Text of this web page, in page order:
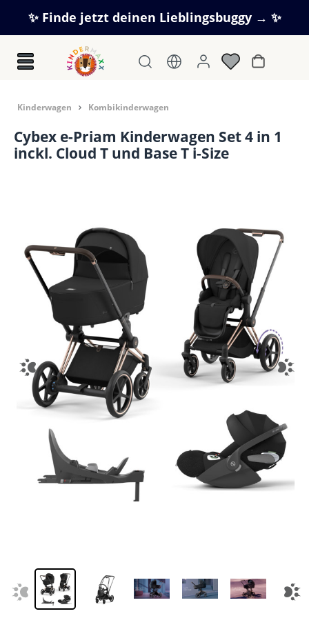
Zum Hauptinhalt springen
✨ Finde jetzt deinen Lieblingsbuggy → ✨
Kinderwagen Kombikinderwagen
Cybex e-Priam Kinderwagen Set 4 in 1
inckl. Cloud T und Base T i-Size